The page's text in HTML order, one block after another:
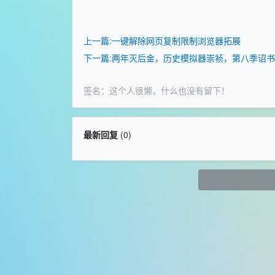
上一篇:一键解除网页复制限制浏览器拓展
下一篇:两年灭后金，历史模拟器崇祯，第八季诏书
签名：这个人很懒，什么也没有留下！
最新回复(0)